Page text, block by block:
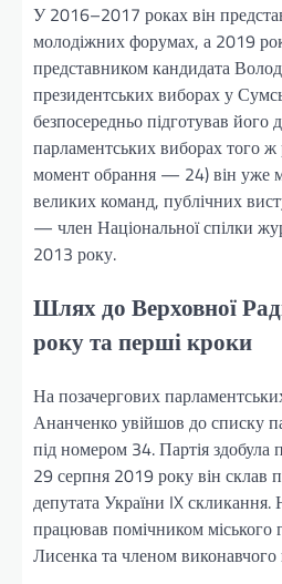
У 2016–2017 роках він
молодіжних форумах, а 2019
представником кандидата
президентських виборах у
безпосередньо підготував його
парламентських виборах того
момент обрання — 24) він уже
великих команд, публічних
— член Національної спілки
2013 року.
Шлях до Верховної
року та перші кроки
На позачергових
Ананченко увійшов до списку
під номером 34. Партія здобула
29 серпня 2019 року він склав
депутата України IX
працював помічником
Лисенка та членом виконавчого